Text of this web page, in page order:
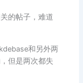
的帖子，难道
和另外两
但是两次都失